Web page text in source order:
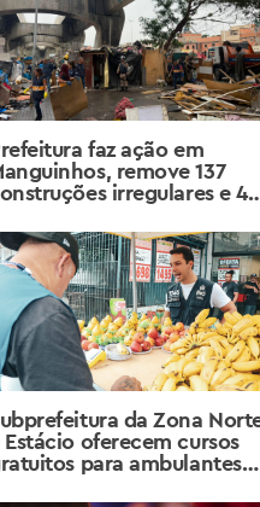
faz ação em
remove 137
irregulares e 45
da Zona
Estácio oferecem cursos
para ambulantes